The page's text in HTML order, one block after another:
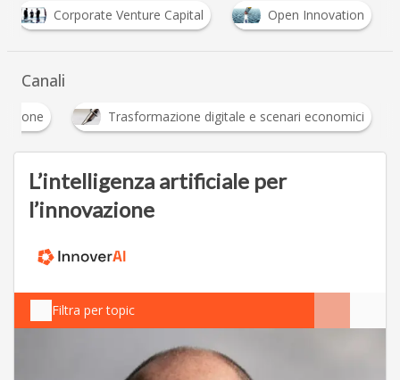
Corporate Venture Capital Open Innovation
Canali
Innovazione Trasformazione digitale e scenari
L’intelligenza artificiale per
l’innovazione
Filtra per topic